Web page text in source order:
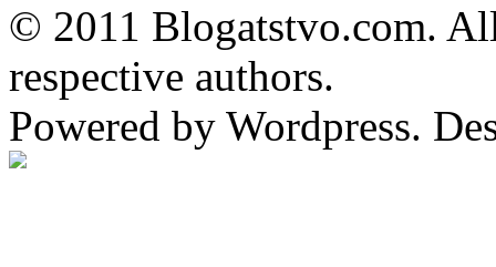
© 2011 Blogatstvo.com.
respective authors.
Powered by Wordpress.